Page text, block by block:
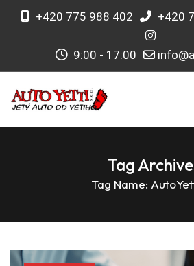
+420 775 988 402 +420
9:00 - 17:00
Tag
Tag Name: